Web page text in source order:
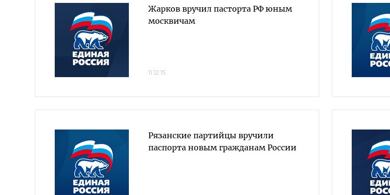
Жарков вручил пасторта РФ юным
москвичам
11.12.15
Рязанские партийцы вручили
паспорта новым гражданам России